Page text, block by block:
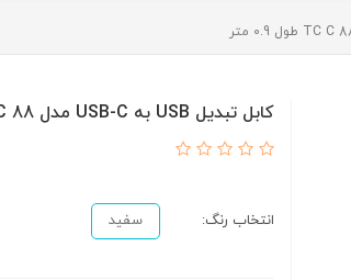
کابل تبدیل USB به USB-C مدل TC C 88 طول 0.9 متر
انتخاب رنگ: سفید